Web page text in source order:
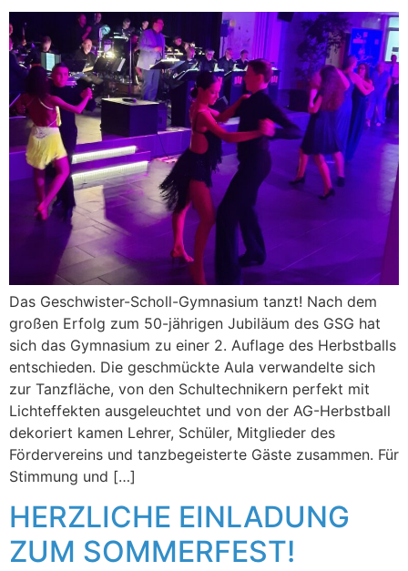
Das Geschwister-Scholl-Gymnasium tanzt! Nach dem
großen Erfolg zum 50-jährigen Jubiläum des GSG hat
sich das Gymnasium zu einer 2. Auflage des Herbstballs
entschieden. Die geschmückte Aula verwandelte sich
zur Tanzfläche, von den Schultechnikern perfekt mit
Lichteffekten ausgeleuchtet und von der AG-Herbstball
dekoriert kamen Lehrer, Schüler, Mitglieder des
Fördervereins und tanzbegeisterte Gäste zusammen. Für
Stimmung und […]
HERZLICHE EINLADUNG
ZUM SOMMERFEST!